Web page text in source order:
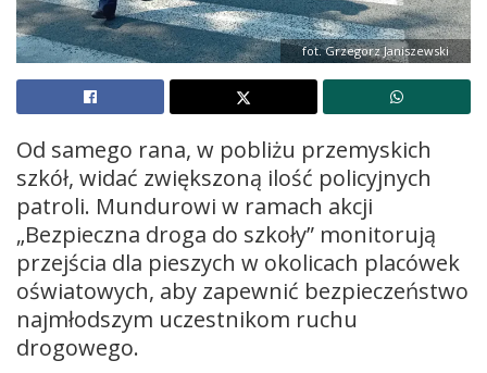
fot. Grzegorz Janiszewski
Od samego rana, w pobliżu przemyskich
szkół, widać zwiększoną ilość policyjnych
patroli. Mundurowi w ramach akcji
„Bezpieczna droga do szkoły” monitorują
przejścia dla pieszych w okolicach placówek
oświatowych, aby zapewnić bezpieczeństwo
najmłodszym uczestnikom ruchu
drogowego.